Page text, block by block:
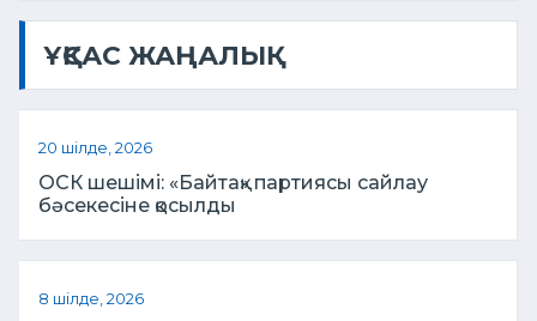
ҰҚСАС ЖАҢАЛЫҚ
20 шілде, 2026
ОСК шешімі: «Байтақ» партиясы сайлау
бәсекесіне қосылды
8 шілде, 2026